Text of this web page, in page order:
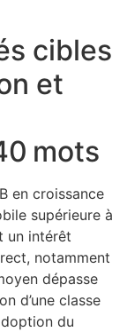
cibles
et
mots
en croissance
supérieure à
un intérêt
notamment
dépasse
d’une classe
du